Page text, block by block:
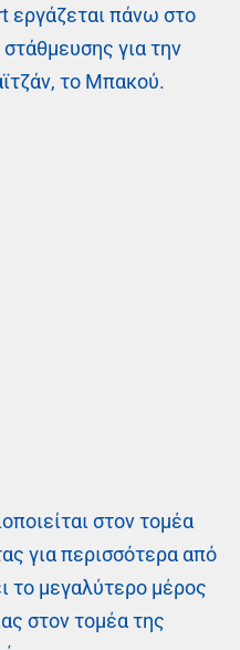
εργάζεται πάνω στο
για την
το Μπακού.
στον τομέα
για περισσότερα από
το μεγαλύτερο μέρος
στον τομέα της